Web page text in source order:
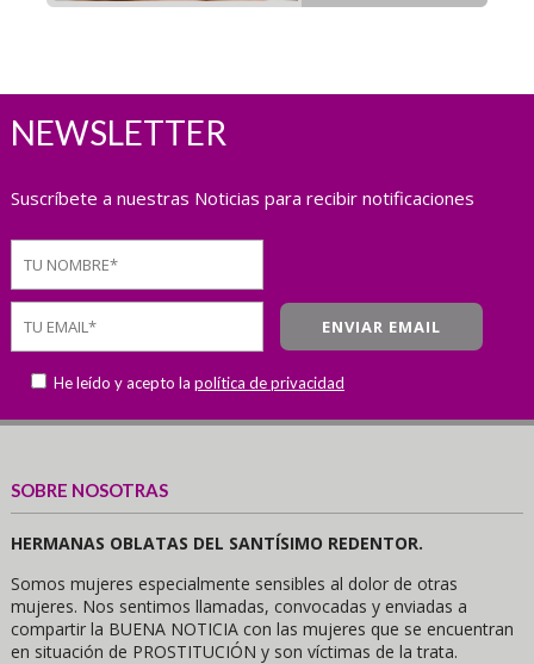
NEWSLETTER
Suscríbete a nuestras Noticias para recibir notificaciones
He leído y acepto la política de privacidad
SOBRE NOSOTRAS
HERMANAS OBLATAS DEL SANTÍSIMO REDENTOR.
Somos mujeres especialmente sensibles al dolor de otras
mujeres. Nos sentimos llamadas, convocadas y enviadas a
compartir la BUENA NOTICIA con las mujeres que se encuentran
en situación de PROSTITUCIÓN y son víctimas de la trata.